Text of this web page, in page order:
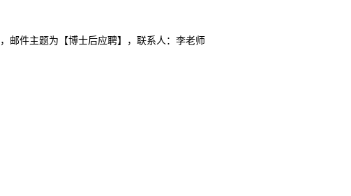
，邮件主题为【博士后应聘】，联系人：李老师